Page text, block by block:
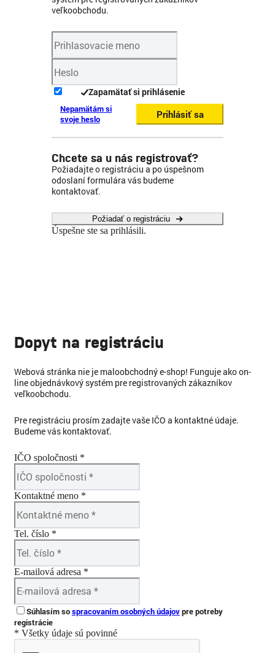
veľkoobchodu.
Zapamätať si prihlásenie
Nepamätám si
svoje heslo
Prihlásiť sa
Chcete sa u nás registrovať?
Požiadajte o registráciu a po úspešnom
odoslaní formulára vás budeme
kontaktovať.
Požiadať o registráciu
Úspešne ste sa prihlásili.
Dopyt na registráciu
Webová stránka nie je maloobchodný e-shop! Funguje ako on-
line objednávkový systém pre registrovaných zákazníkov
veľkoobchodu.
Pre registráciu prosím zadajte vaše IČO a kontaktné údaje.
Budeme vás kontaktovať.
IČO spoločnosti *
Kontaktné meno *
Tel. číslo *
E-mailová adresa *
Súhlasím sospracovaním osobných údajovpre potreby
registrácie
* Všetky údaje sú povinné